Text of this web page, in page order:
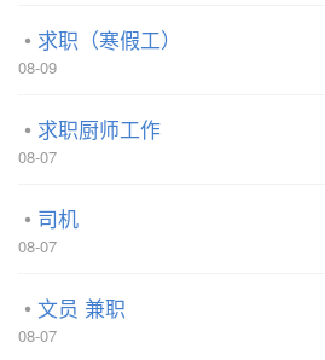
求职（寒假工）
08-09
求职厨师工作
08-07
司机
08-07
文员 兼职
08-07